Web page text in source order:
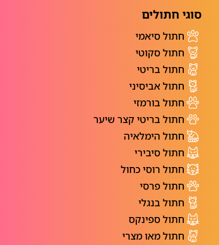
סוגי חתולים
חתול סיאמי
חתול סקוטי
חתול בריטי
חתול אביסיני
חתול בורמזי
חתול בריטי קצר שיער
חתול הימלאיה
חתול סיבירי
חתול רוסי כחול
חתול פרסי
חתול בנגלי
חתול ספינקס
חתול מאו מצרי